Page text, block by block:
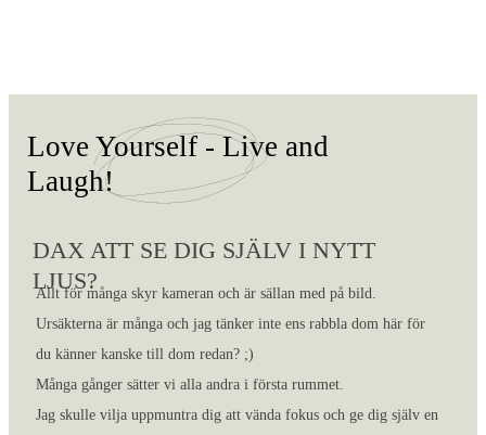
Love Yourself - Live and
Laugh!
DAX ATT SE DIG SJÄLV I NYTT
LJUS?
Allt för många skyr kameran och är sällan med på bild.
Ursäkterna är många och jag tänker inte ens rabbla dom här för
du känner kanske till dom redan? ;)
Många gånger sätter vi alla andra i första rummet.
Jag skulle vilja uppmuntra dig att vända fokus och ge dig själv en